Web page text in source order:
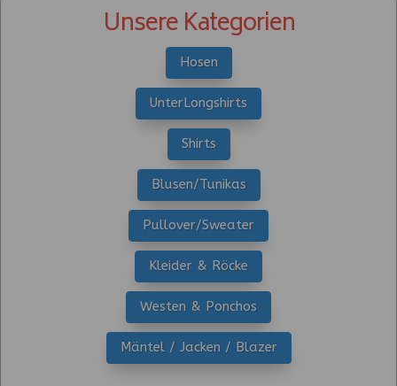
Unsere Kategorien
Hosen
UnterLongshirts
Shirts
Blusen/Tunikas
Pullover/Sweater
Kleider & Röcke
Westen & Ponchos
Mäntel / Jacken / Blazer